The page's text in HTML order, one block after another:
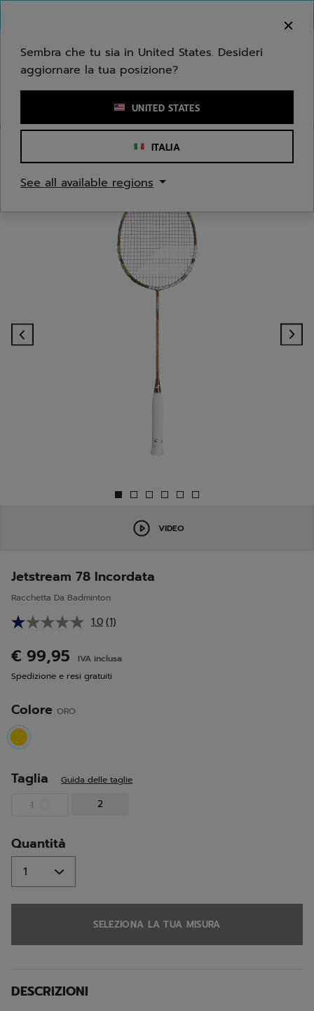
Inserisci una parola chiave o il numero di un articolo
VIDEO
Jetstream 78 Incordata
Racchetta Da Badminton
1.0 Leggi
Stesso
link
alla
(1)
€ 99,95
IVA inclusa
Spedizione e resi gratuiti
Colore ORO
selected
Taglia Guida delle taglie
1 2
Quantità
SELEZIONA LA TUA MISURA
DESCRIZIONI
Sembra che tu sia in United States. Desideri
aggiornare la tua posizione?
UNITED STATES
ITALIA
See all available regions